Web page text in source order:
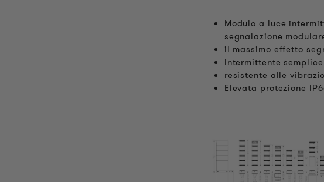
Modulo a luce
segnalazione
il massimo effetto
Intermittente semplice
resistente alle
Elevata protezione